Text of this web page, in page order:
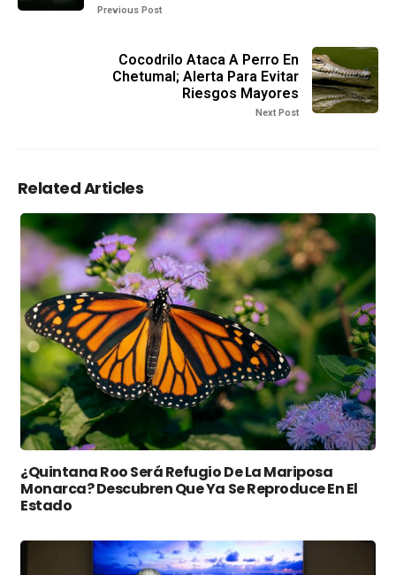
Previous Post
Cocodrilo Ataca A Perro En
Chetumal; Alerta Para Evitar
Riesgos Mayores
Next Post
Related Articles
¿Quintana Roo Será Refugio De La Mariposa
Monarca? Descubren Que Ya Se Reproduce En El
Estado